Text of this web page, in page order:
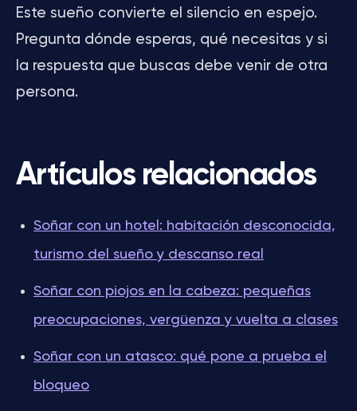
Este sueño convierte el silencio en espejo.
Pregunta dónde esperas, qué necesitas y si
la respuesta que buscas debe venir de otra
persona.
Artículos relacionados
Soñar con un hotel: habitación desconocida,
turismo del sueño y descanso real
Soñar con piojos en la cabeza: pequeñas
preocupaciones, vergüenza y vuelta a clases
Soñar con un atasco: qué pone a prueba el
bloqueo